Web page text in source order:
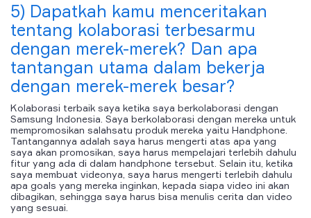
5) Dapatkah kamu menceritakan
tentang kolaborasi terbesarmu
dengan merek-merek? Dan apa
tantangan utama dalam bekerja
dengan merek-merek besar?
Kolaborasi terbaik saya ketika saya berkolaborasi dengan
Samsung Indonesia. Saya berkolaborasi dengan mereka untuk
mempromosikan salahsatu produk mereka yaitu Handphone.
Tantangannya adalah saya harus mengerti atas apa yang
saya akan promosikan, saya harus mempelajari terlebih dahulu
fitur yang ada di dalam handphone tersebut. Selain itu, ketika
saya membuat videonya, saya harus mengerti terlebih dahulu
apa goals yang mereka inginkan, kepada siapa video ini akan
dibagikan, sehingga saya harus bisa menulis cerita dan video
yang sesuai.